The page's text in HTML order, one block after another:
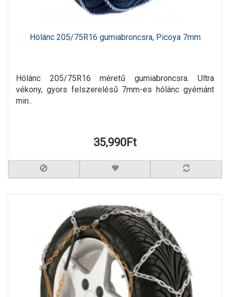
Hólánc 205/75R16 gumiabroncsra, Picoya 7mm
Hólánc 205/75R16 méretű gumiabroncsra. Ultra
vékony, gyors felszerelésű 7mm-es hólánc gyémánt
min..
35,990Ft